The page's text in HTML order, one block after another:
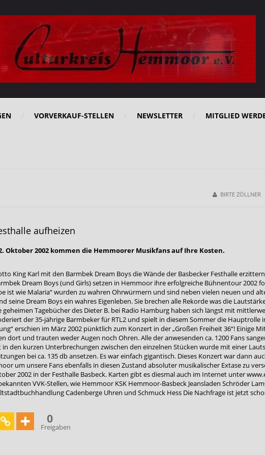
VORVERKAUF-STELLEN NEWSLETTER MITGLIED
BIRTE ZÖLLNER
aufheizen
Oktober 2002 kommen die Hemmoorer Musikfans auf Ihre Kosten.
King Karl mit den Barmbek Dream Boys die Wände der Basbecker Festhalle
Dream Boys (und Girls) setzen in Hemmoor ihre erfolgreiche Bühnentour 2002
ist wie Malaria“ wurden zu wahren Ohrwürmern und sind neben vielen neuen und
seine Dream Boys ein wahres Eigenleben. Sie brechen alle Rekorde was die
Tagebücher des Dieter B. bei Radio Hamburg haben sich längst mit
der 35-jährige Barmbeker für RTL2 und spielt in diesem Sommer die Hauptrolle
erschien im März 2002 pünktlich zum Konzert in der „Großen Freiheit 36“! Einige
dort und trauten weder Augen noch Ohren. Alle der anwesenden ca. 1200 Fans
den kurzen Unterbrechungen zwischen den einzelnen Stücken wurde mit einer
bei ca. 135 db ansetzen. Es war einfach gigantisch. Dieses Konzert war dann
um unsere Fans ebenfalls in diesen Zustand absoluter musikalischer Extase zu
2002 in der Festhalle Basbeck. Karten gibt es diesmal auch im Internet unter
VVK-Stellen, wie Hemmoor KSK Hemmoor-Basbeck Jeansladen Schröder
Cadenberge Uhren und Schmuck Hess Die Nachfrage ist jetzt
0
Freigaben